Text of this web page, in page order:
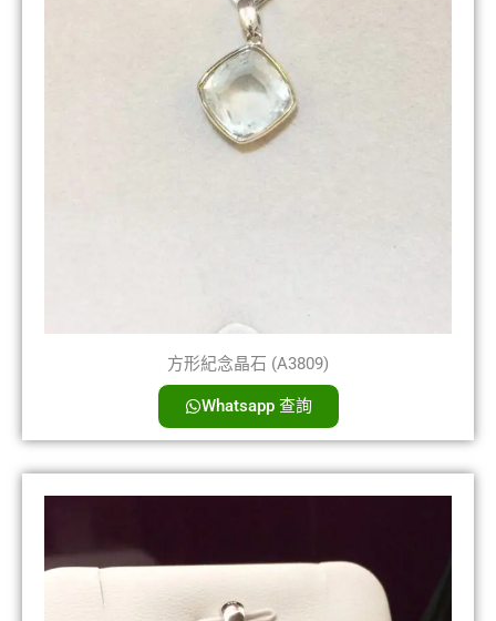
方形紀念晶石 (A3809)
Whatsapp 查詢